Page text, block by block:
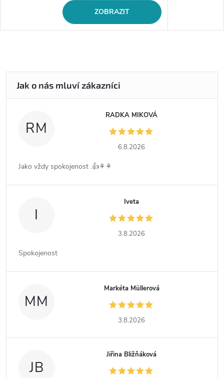
ZOBRAZIT
RM
RADKA MIKOVÁ
6.8.2026
Jako vždy spokojenost .👍⚘️⚘️
I
Iveta
3.8.2026
Spokojenost
MM
Markéta Müllerová
3.8.2026
JB
Jiřina Bližňáková